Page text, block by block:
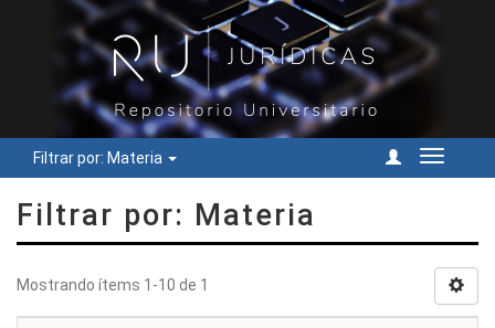
Filtrar por: Materia
Cambiar
Filtrar por: Materia
Mostrando ítems 1-10 de 1